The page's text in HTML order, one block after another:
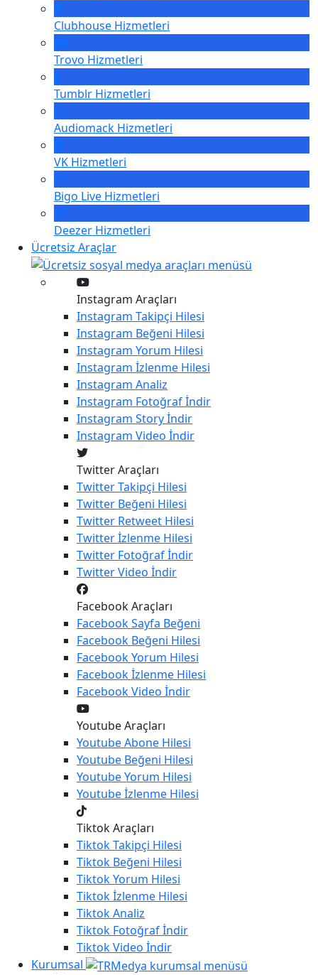
Clubhouse Hizmetleri
Trovo Hizmetleri
Tumblr Hizmetleri
Audiomack Hizmetleri
VK Hizmetleri
Bigo Live Hizmetleri
Deezer Hizmetleri
Ücretsiz Araçlar
Instagram Araçları
Instagram Takipçi Hilesi
Instagram Beğeni Hilesi
Instagram Yorum Hilesi
Instagram İzlenme Hilesi
Instagram Analiz
Instagram Fotoğraf İndir
Instagram Story İndir
Instagram Video İndir
Twitter Araçları
TwitterTakipçi Hilesi
Twitter Beğeni Hilesi
Twitter Retweet Hilesi
Twitterİzlenme Hilesi
Twitter Fotoğraf İndir
TwitterVideo İndir
Facebook Araçları
FacebookSayfa Beğeni
Facebook Beğeni Hilesi
FacebookYorum Hilesi
Facebookİzlenme Hilesi
FacebookVideo İndir
Youtube Araçları
YoutubeAbone Hilesi
Youtube Beğeni Hilesi
YoutubeYorum Hilesi
Youtubeİzlenme Hilesi
Tiktok Araçları
TiktokTakipçi Hilesi
Tiktok Beğeni Hilesi
TiktokYorum Hilesi
Tiktokİzlenme Hilesi
TiktokAnaliz
Tiktok Fotoğraf İndir
TiktokVideo İndir
Kurumsal